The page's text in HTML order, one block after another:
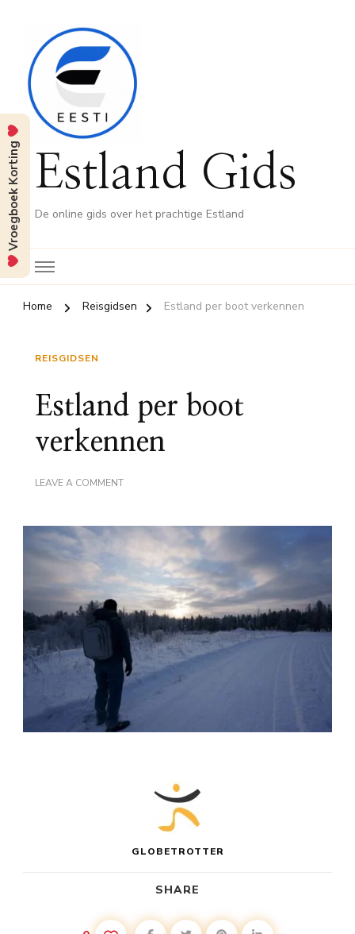
Estland Gids
De online gids over het prachtige Estland
Home Reisgidsen Estland per boot verkennen
REISGIDSEN
Estland per boot
verkennen
LEAVE A COMMENTON
VERKENNEN
GLOBETROTTER
SHARE
Vroegboek Korting